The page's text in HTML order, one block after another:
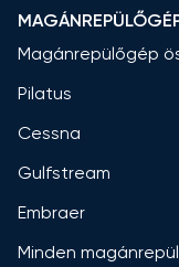
Magánrepülőgép
Pilatus
Cessna
Gulfstream
Embraer
Minden